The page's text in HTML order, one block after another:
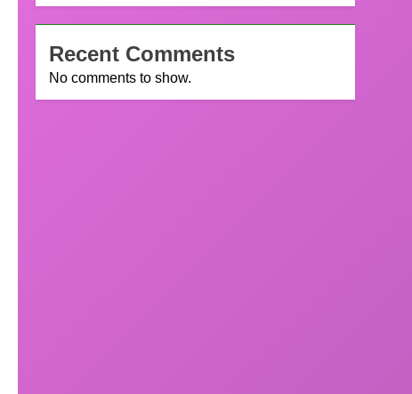
Recent Comments
No comments to show.